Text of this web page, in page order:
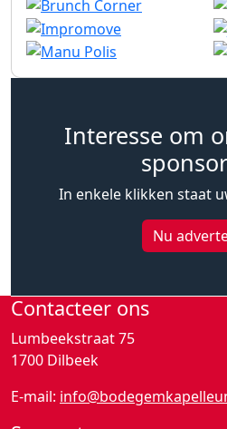
Interesse om
In enkele klikken staat
Nu
Contacteer ons
Lumbeekstraat 75
1700 Dilbeek
E-mail: